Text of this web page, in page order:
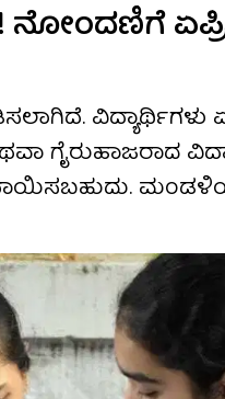
ನೋಂದಣಿಗೆ
ವಿದ್ಯಾರ್ಥಿಗಳು
ಗೈರುಹಾಜರಾದ
ಮಂಡಳಿಯ